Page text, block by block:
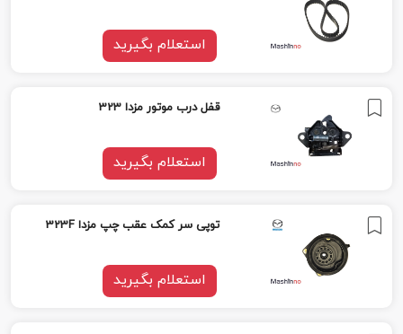
استعلام بگیرید
قفل درب موتور مزدا 323
استعلام بگیرید
توپى سر کمک عقب چپ مزدا 323F
استعلام بگیرید